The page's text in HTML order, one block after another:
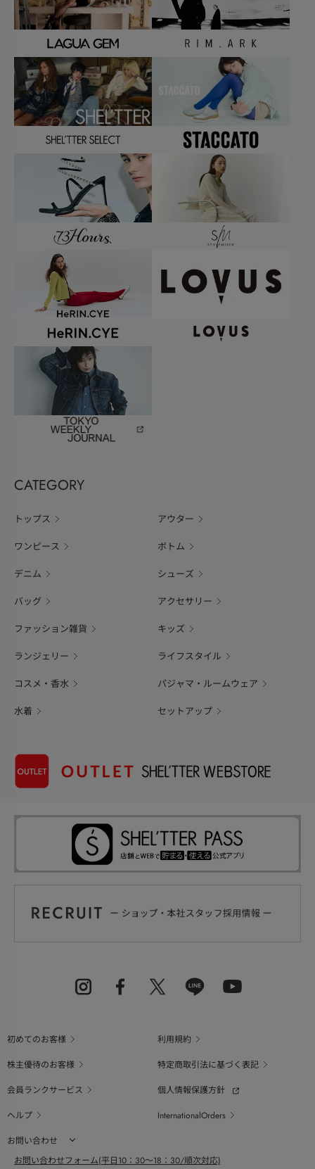
CATEGORY
トップス アウター
ワンピース ボトム
デニム シューズ
バッグ アクセサリー
ファッション雑貨 キッズ
ランジェリー ライフスタイル
コスメ・香水 パジャマ・ルームウェア
水着 セットアップ
初めてのお客様
利用規約
株主優待のお客様
特定商取引法に基づく表記
会員ランクサービス
個人情報保護方針
ヘルプ
InternationalOrders
お問い合わせ
お問い合わせフォーム(平日10：30～18：30/順次対応)